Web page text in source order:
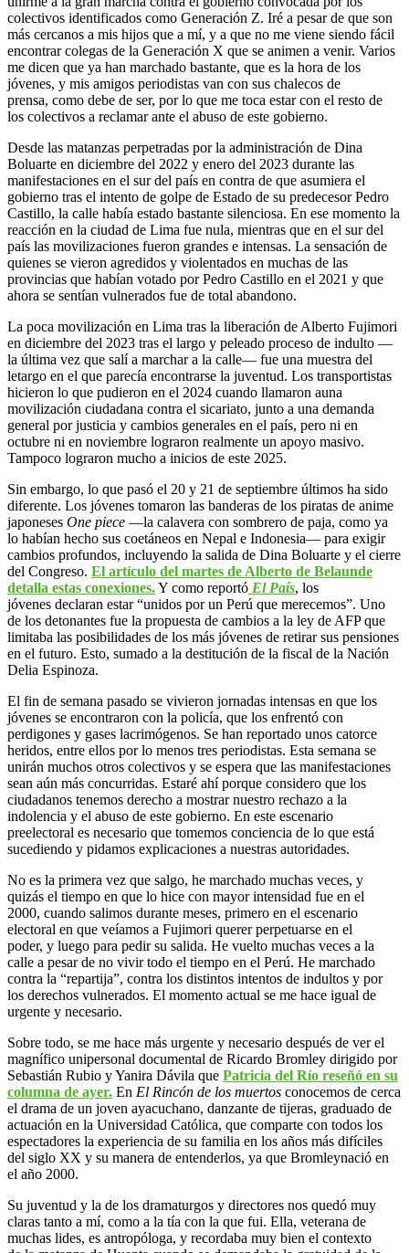
colectivos identificados como Generación Z. Iré a pesar de que son
más cercanos a mis hijos que a mí, y a que no me viene siendo fácil
encontrar colegas de la Generación X que se animen a venir. Varios
me dicen que ya han marchado bastante, que es la hora de los
jóvenes, y mis amigos periodistas van con sus chalecos de
prensa, como debe de ser, por lo que me toca estar con el resto de
los colectivos a reclamar ante el abuso de este gobierno.
Desde las matanzas perpetradas por la administración de Dina
Boluarte en diciembre del 2022 y enero del 2023 durante las
manifestaciones en el sur del país en contra de que asumiera el
gobierno tras el intento de golpe de Estado de su predecesor Pedro
Castillo, la calle había estado bastante silenciosa. En ese momento la
reacción en la ciudad de Lima fue nula, mientras que en el sur del
país las movilizaciones fueron grandes e intensas. La sensación de
quienes se vieron agredidos y violentados en muchas de las
provincias que habían votado por Pedro Castillo en el 2021 y que
ahora se sentían vulnerados fue de total abandono.
La poca movilización en Lima tras la liberación de Alberto Fujimori
en diciembre del 2023 tras el largo y peleado proceso de indulto —
la última vez que salí a marchar a la calle— fue una muestra del
letargo en el que parecía encontrarse la juventud. Los transportistas
hicieron lo que pudieron en el 2024 cuando llamaron auna
movilización ciudadana contra el sicariato, junto a una demanda
general por justicia y cambios generales en el país, pero ni en
octubre ni en noviembre lograron realmente un apoyo masivo.
Tampoco lograron mucho a inicios de este 2025.
Sin embargo, lo que pasó el 20 y 21 de septiembre últimos ha sido
diferente. Los jóvenes tomaron las banderas de los piratas de anime
japoneses One piece —la calavera con sombrero de paja, como ya
lo habían hecho sus coetáneos en Nepal e Indonesia— para exigir
cambios profundos, incluyendo la salida de Dina Boluarte y el cierre
del Congreso. El artículo del martes de Alberto de Belaunde
detalla estas conexiones.Y como reportó El País, los
jóvenes declaran estar “unidos por un Perú que merecemos”. Uno
de los detonantes fue la propuesta de cambios a la ley de AFP que
limitaba las posibilidades de los más jóvenes de retirar sus pensiones
en el futuro. Esto, sumado a la destitución de la fiscal de la Nación
Delia Espinoza.
El fin de semana pasado se vivieron jornadas intensas en que los
jóvenes se encontraron con la policía, que los enfrentó con
perdigones y gases lacrimógenos. Se han reportado unos catorce
heridos, entre ellos por lo menos tres periodistas. Esta semana se
unirán muchos otros colectivos y se espera que las manifestaciones
sean aún más concurridas. Estaré ahí porque considero que los
ciudadanos tenemos derecho a mostrar nuestro rechazo a la
indolencia y el abuso de este gobierno. En este escenario
preelectoral es necesario que tomemos conciencia de lo que está
sucediendo y pidamos explicaciones a nuestras autoridades.
No es la primera vez que salgo, he marchado muchas veces, y
quizás el tiempo en que lo hice con mayor intensidad fue en el
2000, cuando salimos durante meses, primero en el escenario
electoral en que veíamos a Fujimori querer perpetuarse en el
poder, y luego para pedir su salida. He vuelto muchas veces a la
calle a pesar de no vivir todo el tiempo en el Perú. He marchado
contra la “repartija”, contra los distintos intentos de indultos y por
los derechos vulnerados. El momento actual se me hace igual de
urgente y necesario.
Sobre todo, se me hace más urgente y necesario después de ver el
magnífico unipersonal documental de Ricardo Bromley dirigido por
Sebastián Rubio y Yanira Dávila que Patricia del Río reseñó en su
columna de ayer. En El Rincón de los muertos conocemos de cerca
el drama de un joven ayacuchano, danzante de tijeras, graduado de
actuación en la Universidad Católica, que comparte con todos los
espectadores la experiencia de su familia en los años más difíciles
del siglo XX y su manera de entenderlos, ya que Bromleynació en
el año 2000.
Su juventud y la de los dramaturgos y directores nos quedó muy
claras tanto a mí, como a la tía con la que fui. Ella, veterana de
muchas lides, es antropóloga, y recordaba muy bien el contexto